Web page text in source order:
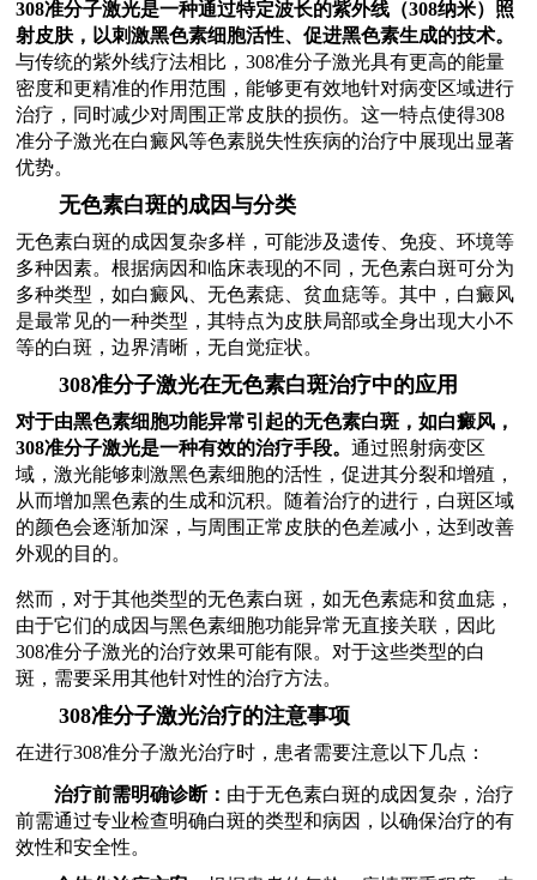
308准分子激光是一种通过特定波长的紫外线（308纳米）照
射皮肤，以刺激黑色素细胞活性、促进黑色素生成的技术。
与传统的紫外线疗法相比，308准分子激光具有更高的能量
密度和更精准的作用范围，能够更有效地针对病变区域进行
治疗，同时减少对周围正常皮肤的损伤。这一特点使得308
准分子激光在白癜风等色素脱失性疾病的治疗中展现出显著
优势。
无色素白斑的成因与分类
无色素白斑的成因复杂多样，可能涉及遗传、免疫、环境等
多种因素。根据病因和临床表现的不同，无色素白斑可分为
多种类型，如白癜风、无色素痣、贫血痣等。其中，白癜风
是最常见的一种类型，其特点为皮肤局部或全身出现大小不
等的白斑，边界清晰，无自觉症状。
308准分子激光在无色素白斑治疗中的应用
对于由黑色素细胞功能异常引起的无色素白斑，如白癜风，
308准分子激光是一种有效的治疗手段。通过照射病变区
域，激光能够刺激黑色素细胞的活性，促进其分裂和增殖，
从而增加黑色素的生成和沉积。随着治疗的进行，白斑区域
的颜色会逐渐加深，与周围正常皮肤的色差减小，达到改善
外观的目的。
然而，对于其他类型的无色素白斑，如无色素痣和贫血痣，
由于它们的成因与黑色素细胞功能异常无直接关联，因此
308准分子激光的治疗效果可能有限。对于这些类型的白
斑，需要采用其他针对性的治疗方法。
308准分子激光治疗的注意事项
在进行308准分子激光治疗时，患者需要注意以下几点：
治疗前需明确诊断： 由于无色素白斑的成因复杂，治疗
前需通过专业检查明确白斑的类型和病因，以确保治疗的有
效性和安全性。